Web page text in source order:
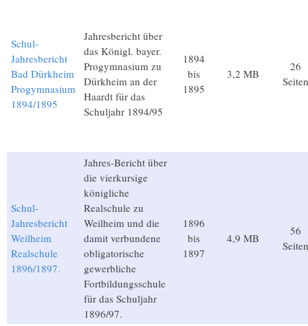
Schul-
Jahresbericht
Bad Dürkheim
Progymnasium
1894/1895
Jahresbericht über
das Königl. bayer.
Progymnasium zu
Dürkheim an der
Haardt für das
Schuljahr 1894/95
1894
bis
1895
3,2 MB
26
Seiten
Schul-
Jahresbericht
Weilheim
Realschule
1896/1897.
Jahres-Bericht über
die vierkursige
königliche
Realschule zu
Weilheim und die
damit verbundene
obligatorische
gewerbliche
Fortbildungsschule
für das Schuljahr
1896/97.
1896
bis
1897
4,9 MB
56
Seiten